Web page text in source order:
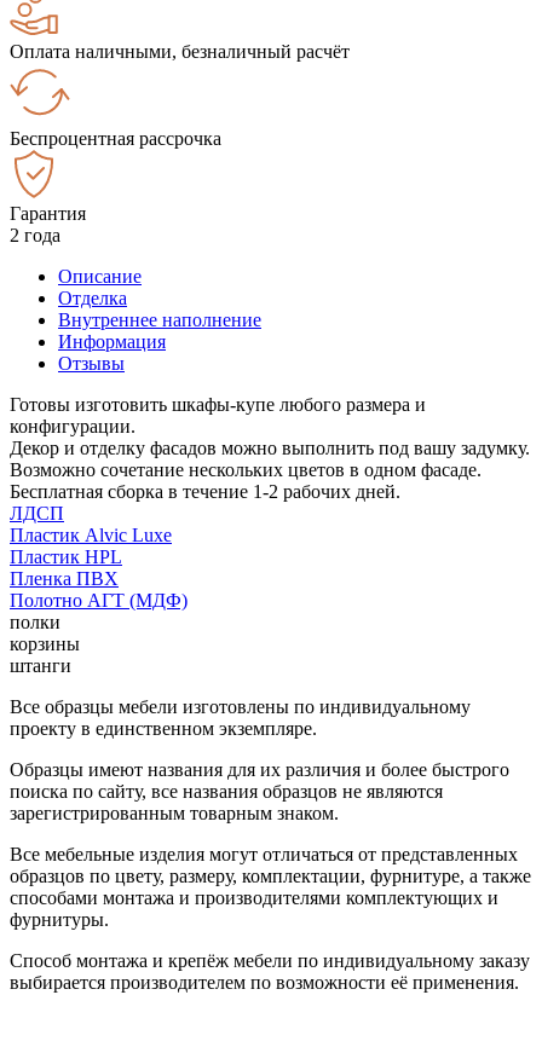
Оплата наличными, безналичный расчёт
Беспроцентная рассрочка
Гарантия
2 года
Описание
Отделка
Внутреннее наполнение
Информация
Отзывы
Готовы изготовить шкафы-купе любого размера и
конфигурации.
Декор и отделку фасадов можно выполнить под вашу задумку.
Возможно сочетание нескольких цветов в одном фасаде.
Бесплатная сборка в течение 1-2 рабочих дней.
ЛДСП
Пластик Alvic Luxe
Пластик HPL
Пленка ПВХ
Полотно АГТ (МДФ)
полки
корзины
штанги
Все образцы мебели изготовлены по индивидуальному
проекту в единственном экземпляре.
Образцы имеют названия для их различия и более быстрого
поиска по сайту, все названия образцов не являются
зарегистрированным товарным знаком.
Все мебельные изделия могут отличаться от представленных
образцов по цвету, размеру, комплектации, фурнитуре, а также
способами монтажа и производителями комплектующих и
фурнитуры.
Способ монтажа и крепёж мебели по индивидуальному заказу
выбирается производителем по возможности её применения.